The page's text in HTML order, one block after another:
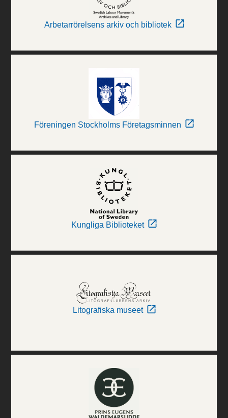
Arbetarrörelsens arkiv och bibliotek
Föreningen Stockholms Företagsminnen
Kungliga Biblioteket
Litografiska museet